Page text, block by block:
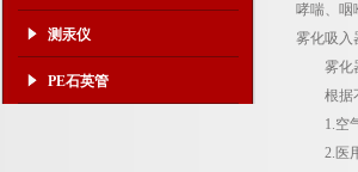
测汞仪
PE石英管
哮喘、咽
雾化吸入
雾化器
根据不
1.空气
2.医用